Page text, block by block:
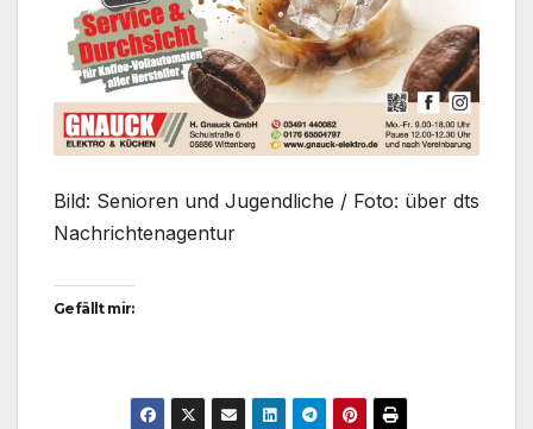
Bild: Senioren und Jugendliche / Foto: über dts
Nachrichtenagentur
Gefällt mir: